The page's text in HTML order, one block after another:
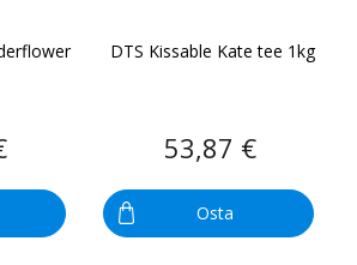
DTS Kissable Kate tee 1kg
53,87 €
Osta